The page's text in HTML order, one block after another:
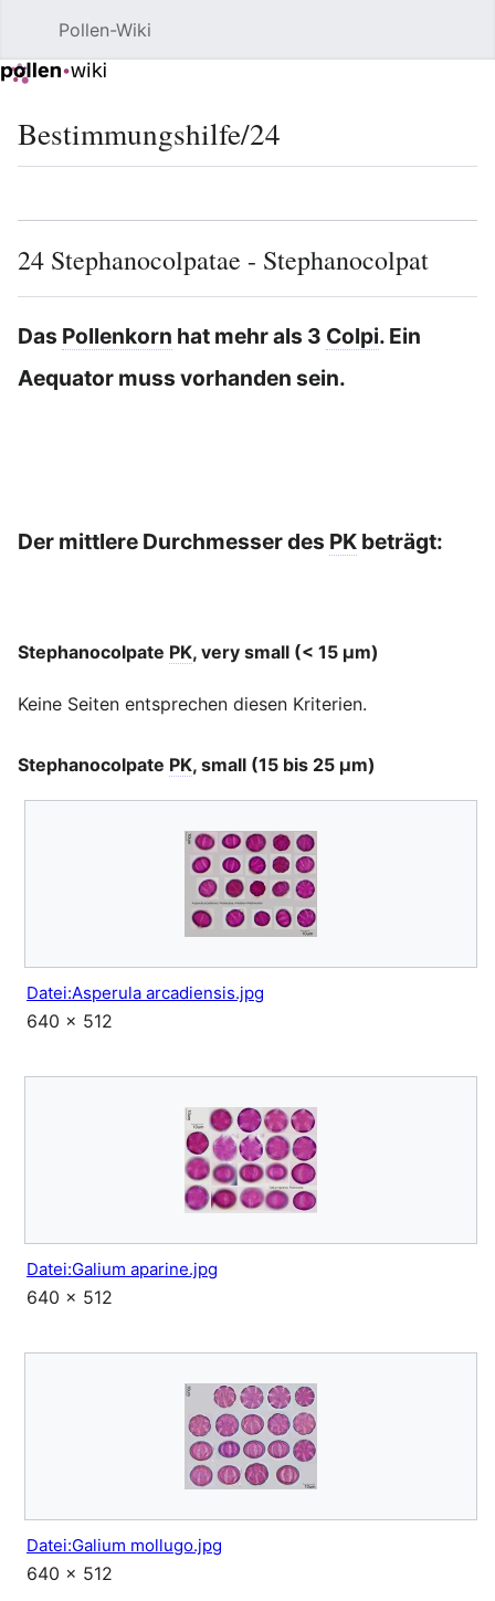
Pollen-Wiki
Bestimmungshilfe/24
24 Stephanocolpatae - Stephanocolpat
Das Pollenkorn hat mehr als 3 Colpi. Ein
Aequator muss vorhanden sein.
Der mittlere Durchmesser des PK beträgt:
Stephanocolpate PK, very small (< 15 μm)
Keine Seiten entsprechen diesen Kriterien.
Stephanocolpate PK, small (15 bis 25 μm)
Datei:Asperula arcadiensis.jpg
640 × 512
Datei:Galium aparine.jpg
640 × 512
Datei:Galium mollugo.jpg
640 × 512